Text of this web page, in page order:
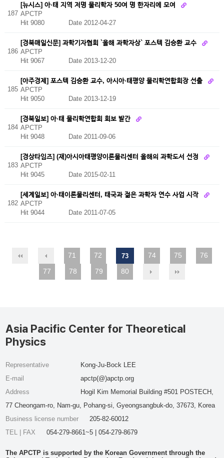
187
[뉴시스] 아·태 지역 저명 물리학자 50여 명 한자리에 모여
APCTP
Hit 9080
Date 2012-04-27
186
[경북매일신문] 과학기자협회 `올해 과학자상` 포스텍 김승환 교수
APCTP
Hit 9067
Date 2013-12-20
185
[아주경제] 포스텍 김승환 교수, 아시아·태평양 물리학연합회장 선출
APCTP
Hit 9050
Date 2013-12-19
184
[경북일보] 아·태 물리학연합회 회보 발간
APCTP
Hit 9048
Date 2011-09-06
183
[경상타임즈] (재)아시아태평양이론물리센터 올해의 과학도서 선정
APCTP
Hit 9045
Date 2015-02-11
182
[세계일보] 아·태이론물리센터, 태국과 젊은 과학자 연수 사업 시작
APCTP
Hit 9044
Date 2011-07-05
71 72 73 74 75
76
77
78 79 80
Asia Pacific Center for Theoretical
Physics
Representative
Kong-Ju-Bock LEE
E-mail
apctp(@)apctp.org
Address
Hogil Kim Memorial Building #501 POSTECH,
77 Cheongam-ro, Nam-gu, Pohang-si, Gyeongsangbuk-do, 37673, Korea
Business license number
205-82-60012
TEL | FAX
054-279-8661~5 | 054-279-8679
The APCTP is supported by the Korean Government through the